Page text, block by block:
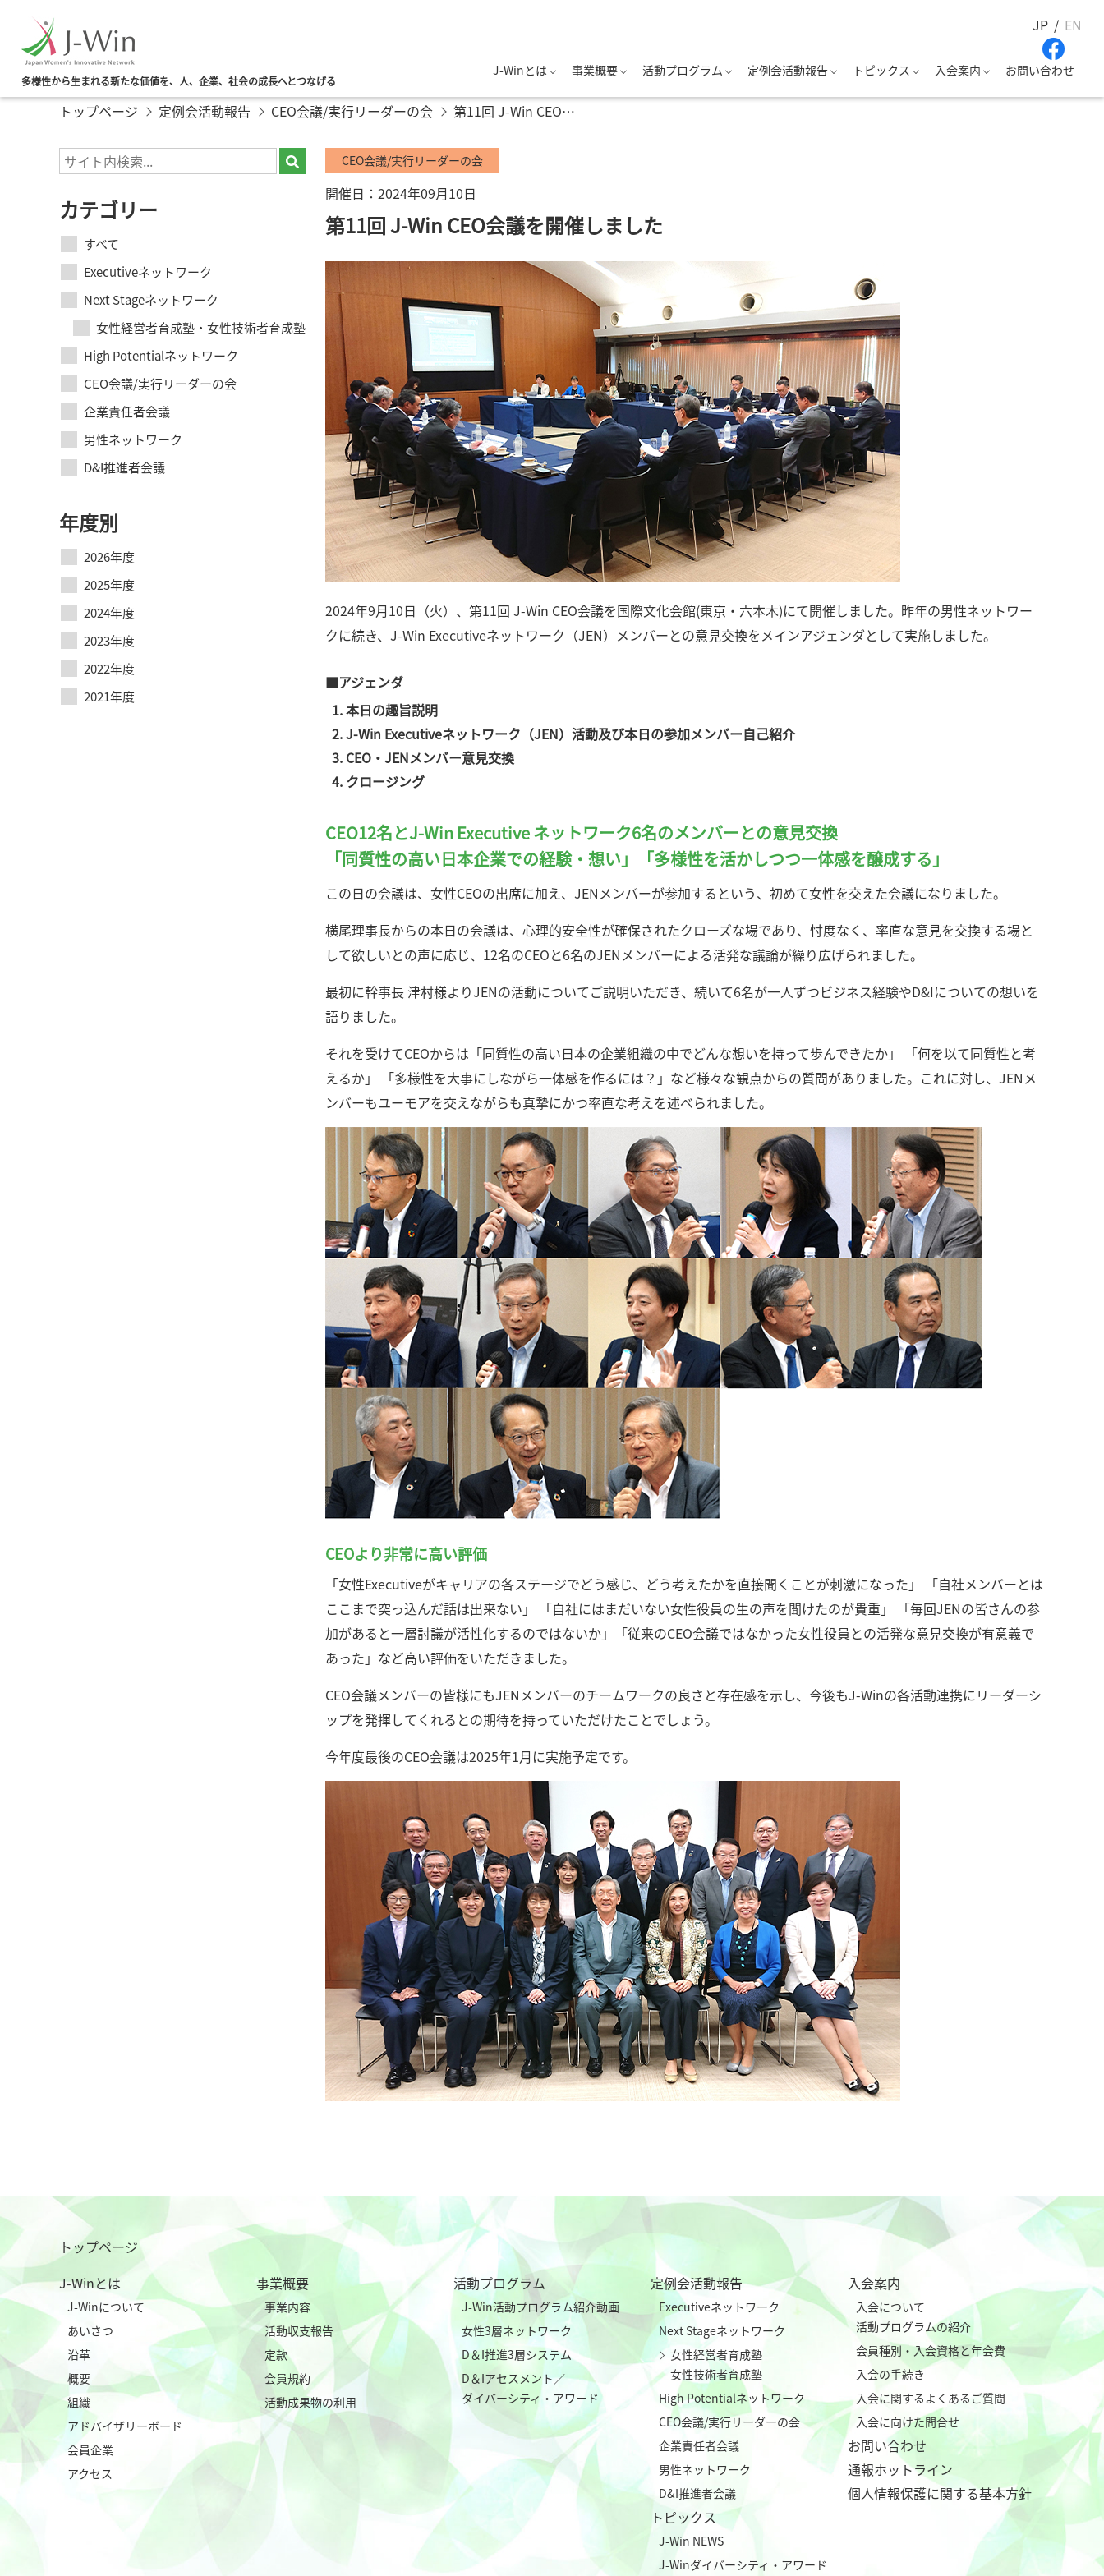
JP EN
多様性から生まれる新たな価値を、人、企業、社会の成長へとつなげる
J-Winとは 事業概要 活動プログラム 定例会活動報告 トピックス 入会案内 お問い合わせ
トップページ 定例会活動報告 CEO会議/実行リーダーの会 第11回 J-Win CEO会議を開催しました
CEO会議/実行リーダーの会
開催日：2024年09月10日
第11回 J-Win CEO会議を開催しました
2024年9月10日（火）、第11回 J-Win CEO会議を国際文化会館(東京・六本木)にて開催しました。昨年の男性ネットワー
クに続き、J-Win Executiveネットワーク（JEN）メンバーとの意見交換をメインアジェンダとして実施しました。
■アジェンダ
本日の趣旨説明
J-Win Executiveネットワーク（JEN）活動及び本日の参加メンバー自己紹介
CEO・JENメンバー意見交換
クロージング
CEO12名とJ-Win Executive ネットワーク6名のメンバーとの意見交換
「同質性の高い日本企業での経験・想い」「多様性を活かしつつ一体感を醸成する」
この日の会議は、女性CEOの出席に加え、JENメンバーが参加するという、初めて女性を交えた会議になりました。
横尾理事長からの本日の会議は、心理的安全性が確保されたクローズな場であり、忖度なく、率直な意見を交換する場と
して欲しいとの声に応じ、12名のCEOと6名のJENメンバーによる活発な議論が繰り広げられました。
最初に幹事長 津村様よりJENの活動についてご説明いただき、続いて6名が一人ずつビジネス経験やD&Iについての想いを
語りました。
それを受けてCEOからは「同質性の高い日本の企業組織の中でどんな想いを持って歩んできたか」 「何を以て同質性と考
えるか」 「多様性を大事にしながら一体感を作るには？」など様々な観点からの質問がありました。これに対し、JENメ
ンバーもユーモアを交えながらも真摯にかつ率直な考えを述べられました。
CEOより非常に高い評価
「女性Executiveがキャリアの各ステージでどう感じ、どう考えたかを直接聞くことが刺激になった」 「自社メンバーとは
ここまで突っ込んだ話は出来ない」 「自社にはまだいない女性役員の生の声を聞けたのが貴重」 「毎回JENの皆さんの参
加があると一層討議が活性化するのではないか」「従来のCEO会議ではなかった女性役員との活発な意見交換が有意義で
あった」など高い評価をいただきました。
CEO会議メンバーの皆様にもJENメンバーのチームワークの良さと存在感を示し、今後もJ-Winの各活動連携にリーダーシ
ップを発揮してくれるとの期待を持っていただけたことでしょう。
今年度最後のCEO会議は2025年1月に実施予定です。
カテゴリー
すべて
Executiveネットワーク
Next Stageネットワーク
女性経営者育成塾・女性技術者育成塾
High Potentialネットワーク
CEO会議/実行リーダーの会
企業責任者会議
男性ネットワーク
D&I推進者会議
年度別
2026年度
2025年度
2024年度
2023年度
2022年度
2021年度
トップページ
J-Winとは
J-Winについて
あいさつ
沿革
概要
組織
アドバイザリーボード
会員企業
アクセス
事業概要
事業内容
活動収支報告
定款
会員規約
活動成果物の利用
活動プログラム
J-Win活動プログラム紹介動画
女性3層ネットワーク
D＆I推進3層システム
D＆Iアセスメント／
ダイバーシティ・アワード
定例会活動報告
Executiveネットワーク
Next Stageネットワーク
女性経営者育成塾
女性技術者育成塾
High Potentialネットワーク
CEO会議/実行リーダーの会
企業責任者会議
男性ネットワーク
D&I推進者会議
トピックス
J-Win NEWS
J-Winダイバーシティ・アワード
入会案内
入会について
活動プログラムの紹介
会員種別・入会資格と年会費
入会の手続き
入会に関するよくあるご質問
入会に向けた問合せ
お問い合わせ
通報ホットライン
個人情報保護に関する基本方針